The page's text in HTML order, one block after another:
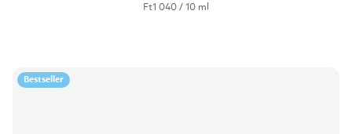
Egységár:
Ft1 040 / 10 ml
Bestseller